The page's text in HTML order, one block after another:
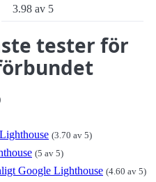
3.98 av 5
tester för
(3.70 av 5)
(5 av 5)
Google Lighthouse (4.60 av 5)